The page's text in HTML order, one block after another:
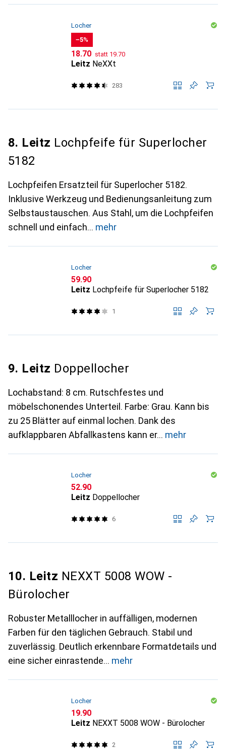
Locher
−5%
CHF
18.70 statt CHF
19.70
Leitz NeXXt
283
8. Leitz Lochpfeife für Superlocher
5182
Lochpfeifen Ersatzteil für Superlocher 5182.
Inklusive Werkzeug und Bedienungsanleitung zum
Selbstaustauschen. Aus Stahl, um die Lochpfeifen
schnell und einfach
mehr
Locher
CHF
59.90
Leitz Lochpfeife für Superlocher 5182
1
9. Leitz Doppellocher
Lochabstand: 8 cm. Rutschfestes und
möbelschonendes Unterteil. Farbe: Grau. Kann bis
zu 25 Blätter auf einmal lochen. Dank des
aufklappbaren Abfallkastens kann er
mehr
Locher
CHF
52.90
Leitz Doppellocher
6
10. Leitz NEXXT 5008 WOW -
Bürolocher
Robuster Metalllocher in auffälligen, modernen
Farben für den täglichen Gebrauch. Stabil und
zuverlässig. Deutlich erkennbare Formatdetails und
eine sicher einrastende
mehr
Locher
CHF
19.90
Leitz NEXXT 5008 WOW - Bürolocher
2